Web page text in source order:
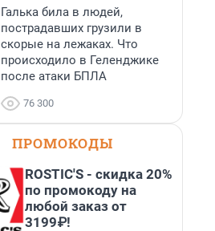
Галька била в людей,
пострадавших грузили в
скорые на лежаках. Что
происходило в Геленджике
после атаки БПЛА
76 300
ПРОМОКОДЫ
ROSTIC'S - скидка 20%
по промокоду на
любой заказ от
3199₽!